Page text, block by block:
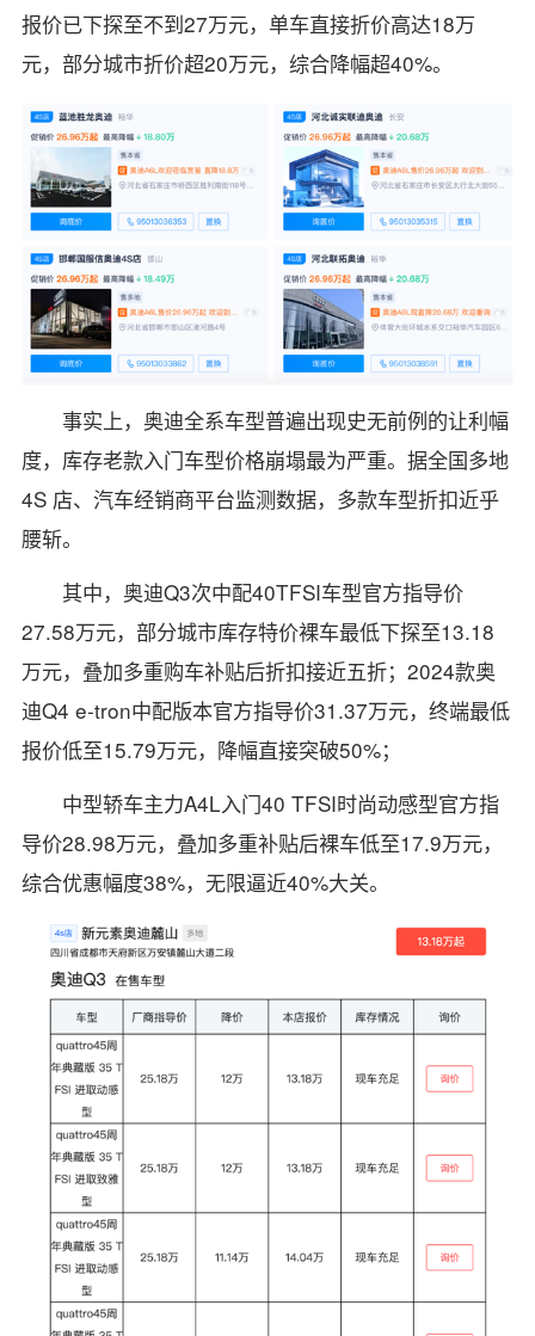
报价已下探至不到27万元，单车直接折价高达18万
元，部分城市折价超20万元，综合降幅超40%。
事实上，奥迪全系车型普遍出现史无前例的让利幅
度，库存老款入门车型价格崩塌最为严重。据全国多地
4S 店、汽车经销商平台监测数据，多款车型折扣近乎
腰斩。
其中，奥迪Q3次中配40TFSI车型官方指导价
27.58万元，部分城市库存特价裸车最低下探至13.18
万元，叠加多重购车补贴后折扣接近五折；2024款奥
迪Q4 e-tron中配版本官方指导价31.37万元，终端最低
报价低至15.79万元，降幅直接突破50%；
中型轿车主力A4L入门40 TFSI时尚动感型官方指
导价28.98万元，叠加多重补贴后裸车低至17.9万元，
综合优惠幅度38%，无限逼近40%大关。